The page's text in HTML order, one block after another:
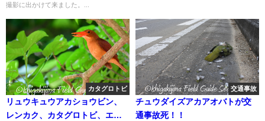
撮影に出かけて来ました。...
カタグロトビ
リュウキュウアカショウビン、
レンカク、カタグロトビ、エリ
交通事故
チュウダイズアカアオバトが交
通事故死！！